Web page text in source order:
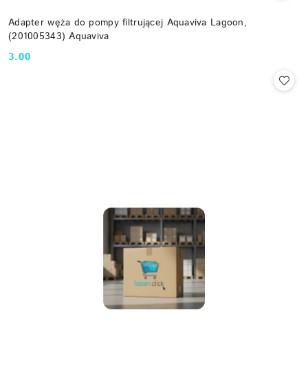
Adapter węża do pompy filtrującej Aquaviva Lagoon,
(201005343) Aquaviva
Cena:
3.00